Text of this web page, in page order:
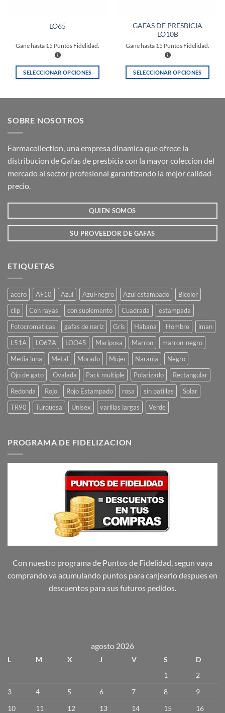
LO65
Gane hasta 15 Puntos Fidelidad.
SELECCIONAR OPCIONES
variantes.
opciones
se
elegir
de
producto
GAFAS DE PRESBICIA
LO10B
Gane hasta 15 Puntos Fidelidad.
SELECCIONAR OPCIONES
opciones
elegir
de
SOBRE NOSOTROS
Farmacollection, una empresa dinamica que ofrece la
distribucion de Gafas de presbicia con la mayor coleccion del
mercado al sector profesional garantizando la mejor calidad-
precio.
QUIEN SOMOS
SU PROVEEDOR DE GAFAS
ETIQUETAS
acero AF10 Azul Azul-negro Azul estampado
Bicolor
clip
Con rayas con suplemento Cuadrada
estampada
Fotocromaticas
gafas de nariz Gris Habana Hombre
iman
L51A
LO67A LOO45 Mariposa Marron
marron-negro
Media luna
Metal Morado Mujer Naranja
Negro
Ojo de gato
Ovalada Pack multiple Polarizado
Rectangular
Redonda
Rojo Rojo Estampado rosa sin patillas
Solar
TR90
Turquesa Unisex varillas largas Verde
PROGRAMA DE FIDELIZACION
Con nuestro programa de Puntos de Fidelidad, segun vaya
comprando va acumulando puntos para canjearlo despues en
descuentos para sus futuros pedidos.
agosto 2026
L M X J V S
D
1
2
3
4 5 6 7 8
9
10
11 12 13 14 15 16